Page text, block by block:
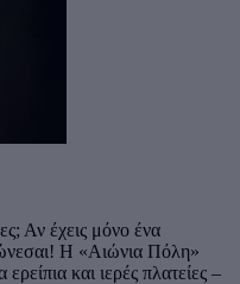
Αν έχεις μόνο ένα
Η «Αιώνια Πόλη»
και ιερές πλατείες –